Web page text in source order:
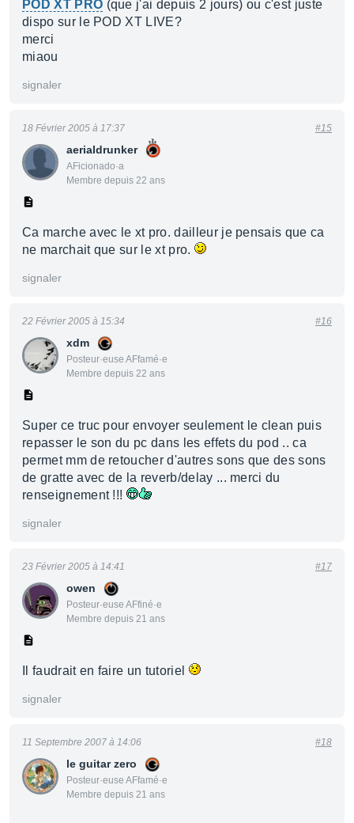
POD XT PRO (que j'ai depuis 2 jours) ou c'est juste
dispo sur le POD XT LIVE?
merci
miaou
signaler
aerialdrunker
AFicionado·a
Membre depuis 22 ans
18 Février 2005 à 17:37 #15
Ca marche avec le xt pro. dailleur je pensais que ca
ne marchait que sur le xt pro.
signaler
xdm
Posteur·euse AFfamé·e
Membre depuis 22 ans
22 Février 2005 à 15:34 #16
Super ce truc pour envoyer seulement le clean puis
repasser le son du pc dans les effets du pod .. ca
permet mm de retoucher d'autres sons que des sons
de gratte avec de la reverb/delay ... merci du
renseignement !!!
signaler
owen
Posteur·euse AFfiné·e
Membre depuis 21 ans
23 Février 2005 à 14:41 #17
Il faudrait en faire un tutoriel
signaler
le guitar zero
Posteur·euse AFfamé·e
Membre depuis 21 ans
11 Septembre 2007 à 14:06 #18